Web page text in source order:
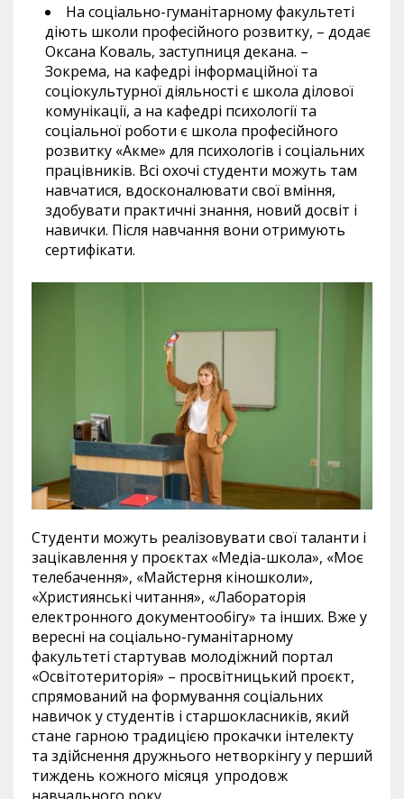
На соціально-гуманітарному факультеті
діють школи професійного розвитку, – додає
Оксана Коваль, заступниця декана. –
Зокрема, на кафедрі інформаційної та
соціокультурної діяльності є школа ділової
комунікації, а на кафедрі психології та
соціальної роботи є школа професійного
розвитку «Акме» для психологів і соціальних
працівників. Всі охочі студенти можуть там
навчатися, вдосконалювати свої вміння,
здобувати практичні знання, новий досвіт і
навички. Після навчання вони отримують
сертифікати.
Студенти можуть реалізовувати свої таланти і
зацікавлення у проєктах «Медіа-школа», «Моє
телебачення», «Майстерня кіношколи»,
«Християнські читання», «Лабораторія
електронного документообігу» та інших. Вже у
вересні на соціально-гуманітарному
факультеті стартував молодіжний портал
«Освітотериторія» – просвітницький проєкт,
спрямований на формування соціальних
навичок у студентів і старшокласників, який
стане гарною традицією прокачки інтелекту
та здійснення дружнього нетворкінгу у перший
тиждень кожного місяця упродовж